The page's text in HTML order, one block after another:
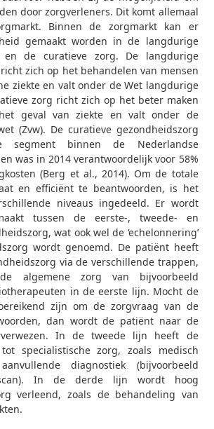
door zorgverleners. Dit komt allemaal
Binnen de zorgmarkt kan er
gemaakt worden in de langdurige
en de curatieve zorg. De langdurige
zich op het behandelen van mensen
ziekte en valt onder de Wet langdurige
zorg richt zich op het beter maken
geval van ziekte en valt onder de
(Zvw). De curatieve gezondheidszorg
binnen de Nederlandse
was in 2014 verantwoordelijk voor 58%
(Berg et al., 2014). Om de totale
en efficiënt te beantwoorden, is het
niveaus ingedeeld. Er wordt
tussen de eerste-, tweede- en
wat ook wel de ‘echelonnering’
wordt genoemd. De patiënt heeft
via de verschillende trappen,
algemene zorg van bijvoorbeeld
in de eerste lijn. Mocht de
zijn om de zorgvraag van de
dan wordt de patiënt naar de
In de tweede lijn heeft de
specialistische zorg, zoals medisch
diagnostiek (bijvoorbeeld
In de derde lijn wordt hoog
verleend, zoals de behandeling van